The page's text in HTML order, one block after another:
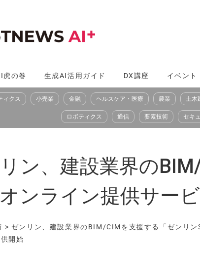
虎の巻 生成AI活用ガイド DX講座 イベント
ィクス 小売業 金融 ヘルスケア・医療 農業 土木
ロボティクス 通信 要素技術 セキ
ン、建設業界の
ンライン提供サー
> ゼンリン、建設業界のBIM/CIMを支援する「ゼンリ
開始